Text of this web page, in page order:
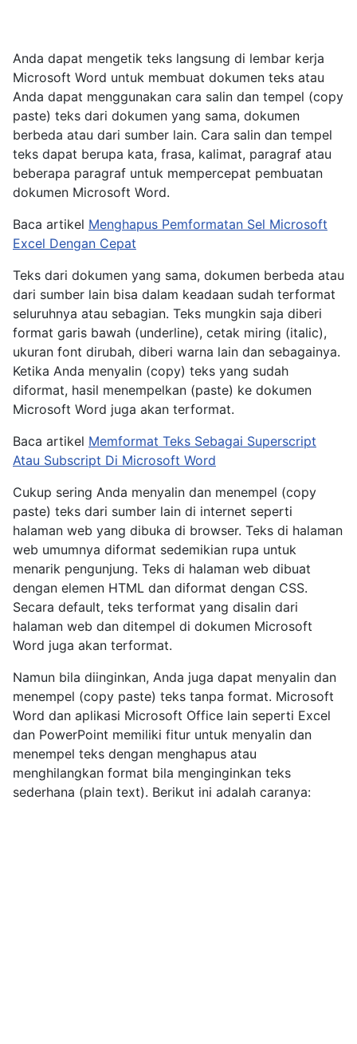
Anda dapat mengetik teks langsung di lembar kerja
Microsoft Word untuk membuat dokumen teks atau
Anda dapat menggunakan cara salin dan tempel (copy
paste) teks dari dokumen yang sama, dokumen
berbeda atau dari sumber lain. Cara salin dan tempel
teks dapat berupa kata, frasa, kalimat, paragraf atau
beberapa paragraf untuk mempercepat pembuatan
dokumen Microsoft Word.
Baca artikel Menghapus Pemformatan Sel Microsoft
Excel Dengan Cepat
Teks dari dokumen yang sama, dokumen berbeda atau
dari sumber lain bisa dalam keadaan sudah terformat
seluruhnya atau sebagian. Teks mungkin saja diberi
format garis bawah (underline), cetak miring (italic),
ukuran font dirubah, diberi warna lain dan sebagainya.
Ketika Anda menyalin (copy) teks yang sudah
diformat, hasil menempelkan (paste) ke dokumen
Microsoft Word juga akan terformat.
Baca artikel Memformat Teks Sebagai Superscript
Atau Subscript Di Microsoft Word
Cukup sering Anda menyalin dan menempel (copy
paste) teks dari sumber lain di internet seperti
halaman web yang dibuka di browser. Teks di halaman
web umumnya diformat sedemikian rupa untuk
menarik pengunjung. Teks di halaman web dibuat
dengan elemen HTML dan diformat dengan CSS.
Secara default, teks terformat yang disalin dari
halaman web dan ditempel di dokumen Microsoft
Word juga akan terformat.
Namun bila diinginkan, Anda juga dapat menyalin dan
menempel (copy paste) teks tanpa format. Microsoft
Word dan aplikasi Microsoft Office lain seperti Excel
dan PowerPoint memiliki fitur untuk menyalin dan
menempel teks dengan menghapus atau
menghilangkan format bila menginginkan teks
sederhana (plain text). Berikut ini adalah caranya: